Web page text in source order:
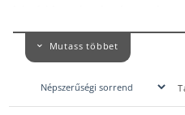
horgászfelszereléseket.Sok
horgászok a Haldorádó
keresnek a vásárlóink. A
forgalmazza a Haldorádó
Mutass többet